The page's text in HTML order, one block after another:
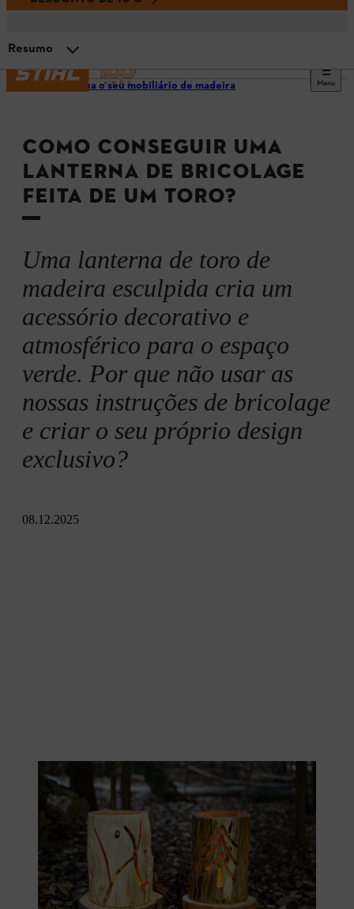
Menu
Construa o seu mobiliário de madeira
COMO CONSEGUIR UMA
LANTERNA DE BRICOLAGE
FEITA DE UM TORO?
Uma lanterna de toro de
madeira esculpida cria um
acessório decorativo e
atmosférico para o espaço
verde. Por que não usar as
nossas instruções de bricolage
e criar o seu próprio design
exclusivo?
08.12.2025
Resumo
1.º passo: remover o núcleo do toro
2.º passo: escavar o interior
3.º passo: criar rasgos de luz
4.º passo: remover a casca
5.º passo: acabar e desfrutar
Resumo